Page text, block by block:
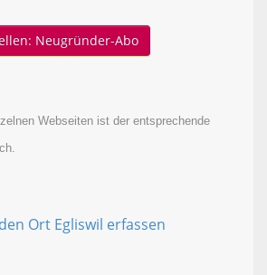
Neugründer-Abo
Webseiten ist der entsprechende
Ort Egliswil erfassen